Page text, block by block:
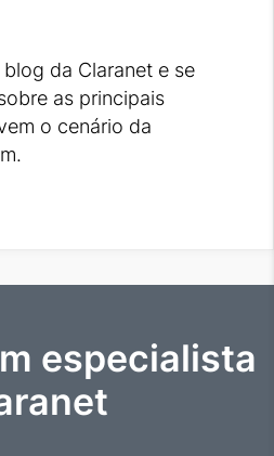
da Claranet e se
as principais
o cenário da
especialista